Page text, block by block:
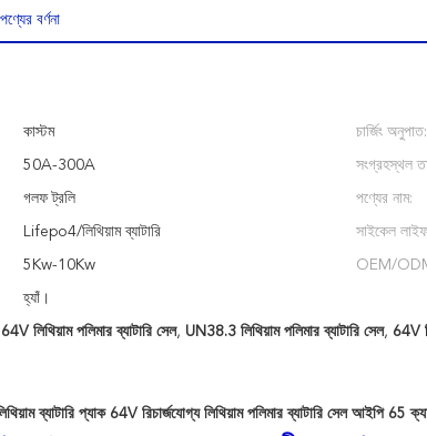
পণ্যের বর্ণনা
কাস্টম চার্জিং অনুপাত:
50A-300A সংগ্রহস্থল
গলফ ট্রলি পণ্যের নাম:
Lifepo4/লিথিয়াম ব্যাটারি সাইকেল
5Kw-10Kw OEM/
হ্যাঁ।
64V লিথিয়াম পলিমার ব্যাটারি সেল, UN38.3 লিথিয়াম পলিমার ব্যাটারি সেল, 64V
ব্যাটারি প্যাক 64V রিচার্জযোগ্য লিথিয়াম পলিমার ব্যাটারি সেল আইপি 65